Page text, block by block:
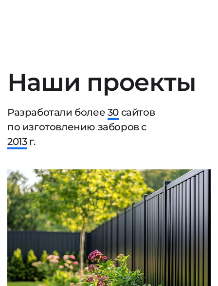
Наши проекты
Разработали более 30 сайтов
по изготовлению заборов с
2013г.